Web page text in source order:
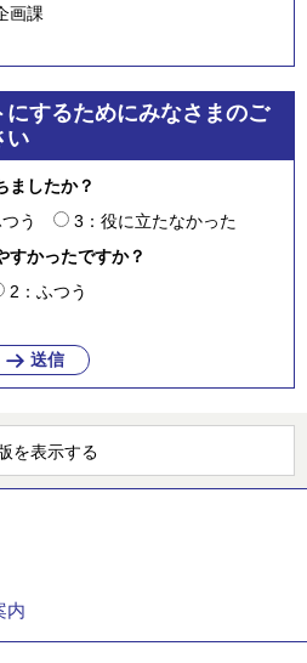
画課
するためにみなさまのご
い
ましたか？
う
3：役に立たなかった
すかったですか？
2：ふつう
を表示する
内